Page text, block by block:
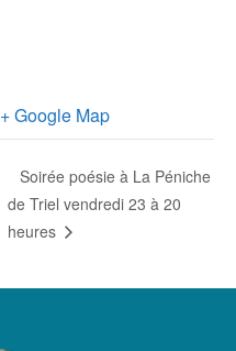
+ Google Map
Soirée poésie à La Péniche
de Triel vendredi 23 à 20
heures